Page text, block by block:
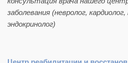
заболевания (невролог,
эндокринолог)